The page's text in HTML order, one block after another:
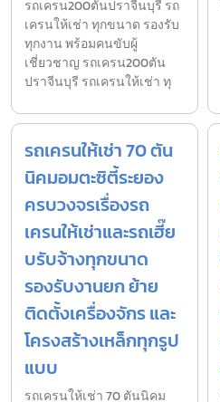
รถเครน200ตันปราจีนบุรี รถ
เครนให้เช่า ทุกขนาด รองรับ
ทุกงาน พร้อมคนขับผู้
เชี่ยวชาญ รถเครน200ตัน
ปราจีนบุรี รถเครนให้เช่า ทุ
รถเครนให้เช่า 70 ตัน
นิคมอมตะซิตี้ระยอง
ครบวงจรเรื่องรถ
เครนให้เช่าและรถเฮี๊ย
บรับจ้างทุกขนาด
รองรับงานยก ย้าย
ติดตั้งเครื่องจักร และ
โครงสร้างเหล็กทุกรูป
แบบ
รถเครนให้เช่า 70 ตันนิคม